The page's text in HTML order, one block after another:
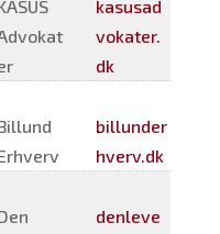
kasusad
vokater.
dk
billunder
hverv.dk
denleve